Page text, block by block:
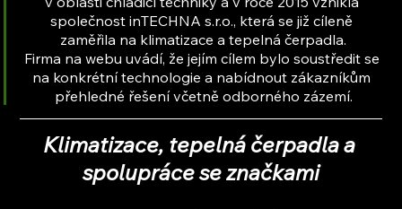
společnost inTECHNA s.r.o., která se již cíleně
zaměřila na klimatizace a tepelná čerpadla.
Firma na webu uvádí, že jejím cílem bylo soustředit se
na konkrétní technologie a nabídnout zákazníkům
přehledné řešení včetně odborného zázemí.
Klimatizace, tepelná čerpadla a
spolupráce se značkami